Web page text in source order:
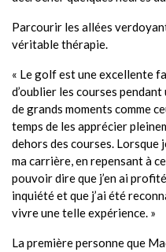
Parcourir les allées
véritable thérapie.
« Le golf est une excellente
d’oublier les courses
de grands moments comme
temps de les apprécier
dehors des courses. Lorsque
ma carrière, en repensant à
pouvoir dire que j’en ai
inquiété et que j’ai été
vivre une telle expérience. »
La première personne que